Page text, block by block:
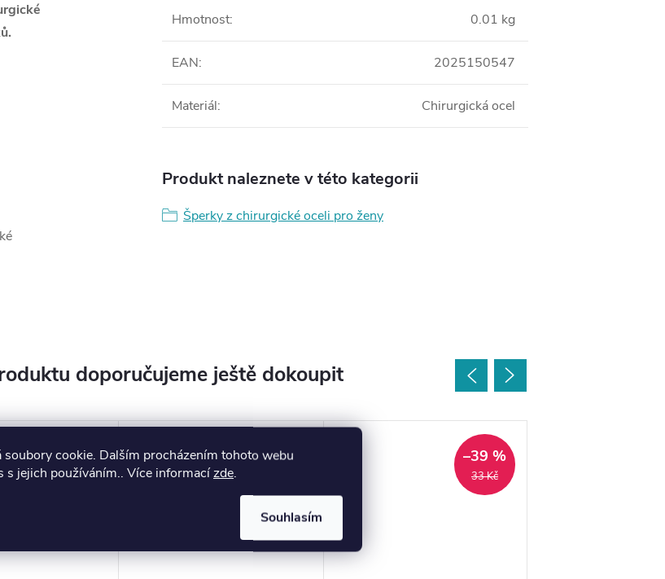
soubory cookie. Dalším procházením tohoto webu
s jejich používáním.. Více informacízde.
Souhlasím
Hmotnost: 0.01 kg
EAN: 2025150547
Materiál: Chirurgická ocel
Produkt naleznete v této kategorii
Šperky z chirurgické oceli pro ženy
doporučujeme ještě dokoupit
33 Kč
–39 %